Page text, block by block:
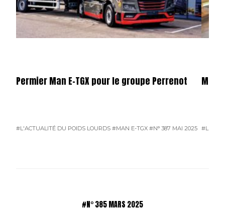
Permier Man E-TGX pour le groupe Perrenot
#L'ACTUALITÉ DU POIDS LOURDS #MAN E-TGX #N° 387 MAI 2025
#N° 385 MARS 2025